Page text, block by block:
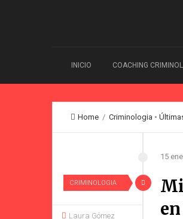
INICIO COACHING
Home / Criminologia •
CRIMINOLOGIA
15
Laura Gómez